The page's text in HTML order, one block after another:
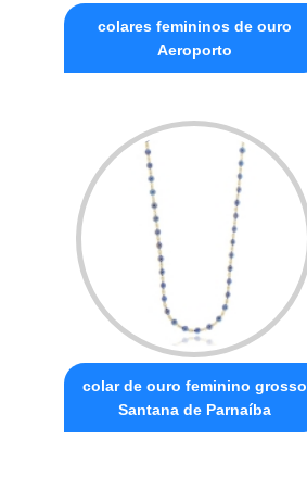
colares femininos de ouro
Aeroporto
colar de ouro feminino grosso
Santana de Parnaíba